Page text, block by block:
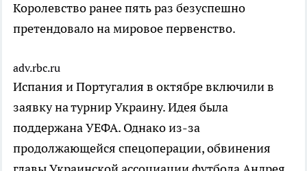
Королевство ранее пять раз безуспешно
претендовало на мировое первенство.
adv.rbc.ru
Испания и Португалия в октябре включили в
заявку на турнир Украину. Идея была
поддержана УЕФА. Однако из-за
продолжающейся спецоперации, обвинения